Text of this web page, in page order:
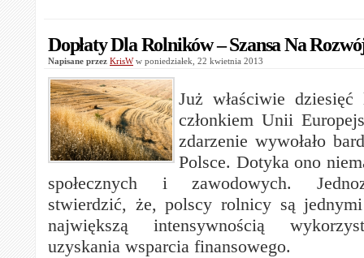
Dopłaty Dla Rolników – Szansa Na
Napisane przez KrisWw poniedziałek, 22 kwietnia 2013
Już właściwie
członkiem Unii
zdarzenie wywołało
Polsce. Dotyka ono
społecznych i zawodowych.
stwierdzić, że, polscy rolnicy są
największą intensywnością
uzyskania wsparcia finansowego.